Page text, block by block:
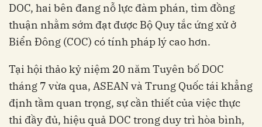
DOC, hai bên đang nỗ lực đàm phán, tìm đồng
thuận nhằm sớm đạt được Bộ Quy tắc ứng xử ở
Biển Đông (COC) có tính pháp lý cao hơn.
Tại hội thảo kỷ niệm 20 năm Tuyên bố DOC
tháng 7 vừa qua, ASEAN và Trung Quốc tái khẳng
định tầm quan trọng, sự cần thiết của việc thực
thi đầy đủ, hiệu quả DOC trong duy trì hòa bình,